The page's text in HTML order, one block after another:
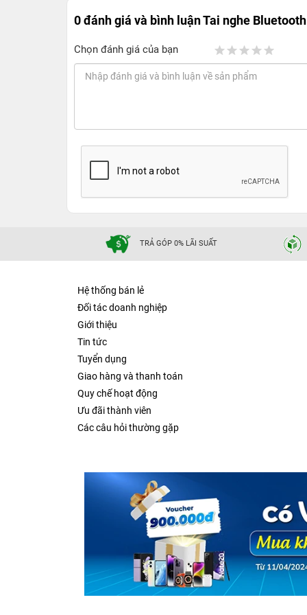
0 đánh giá và bình luậnTai nghe
Chọn đánh giá của bạn
TRẢ GÓP 0% LÃI SUẤT
Hệ thống bán lẻ
Đối tác doanh nghiệp
Giới thiệu
Tin tức
Tuyển dụng
Giao hàng và thanh toán
Quy chế hoạt động
Ưu đãi thành viên
Các câu hỏi thường gặp